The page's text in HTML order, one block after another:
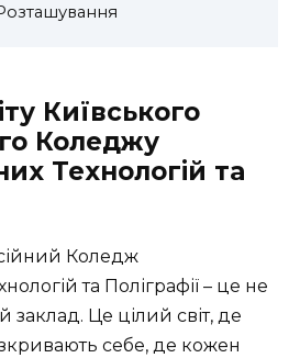
Київського
Коледжу
Технологій та
Коледж
та Поліграфії – це не
заклад. Це цілий світ, де
себе, де кожен